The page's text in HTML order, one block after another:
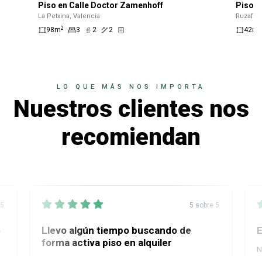
Piso en Calle Doctor Zamenhoff
La Petxina, Valencia
98m2 3 2 2
Piso
Ruzafa,
42m
LO QUE MÁS NOS IMPORTA
Nuestros clientes nos
recomiendan
Llevo algún tiempo buscando de
forma activa piso en alquiler
5 sobre 5